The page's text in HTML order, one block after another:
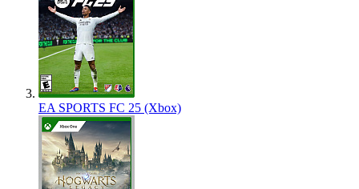
EA SPORTS FC 25 (Xbox)